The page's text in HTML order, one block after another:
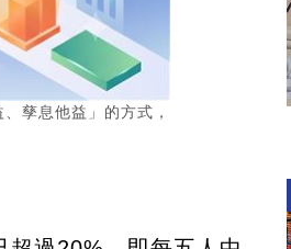
孳息他益」的方式，